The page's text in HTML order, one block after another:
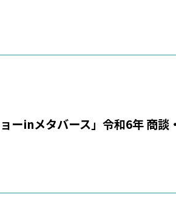
ーinメタバース」令和6年 商談